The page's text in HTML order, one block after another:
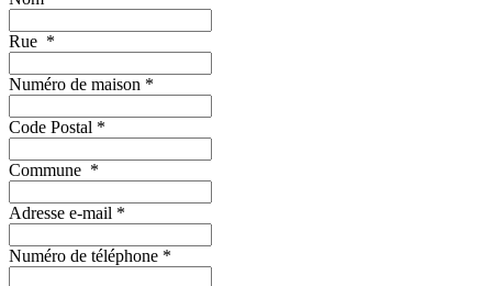
Rue *
Numéro de maison *
Code Postal *
Commune *
Adresse e-mail *
Numéro de téléphone *